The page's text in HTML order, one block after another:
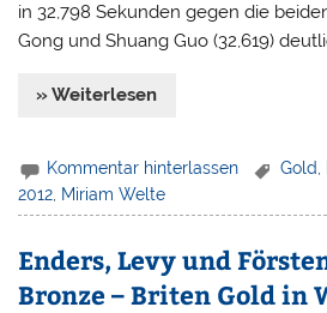
in 32,798 Sekunden gegen die
Gong und Shuang Guo (32,619)
» Weiterlesen
Kommentar hinterlassen Gold
2012 Miriam Welte
Enders, Levy und
Bronze – Briten Gold in